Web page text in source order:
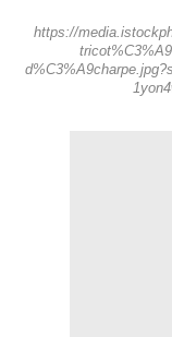
https://